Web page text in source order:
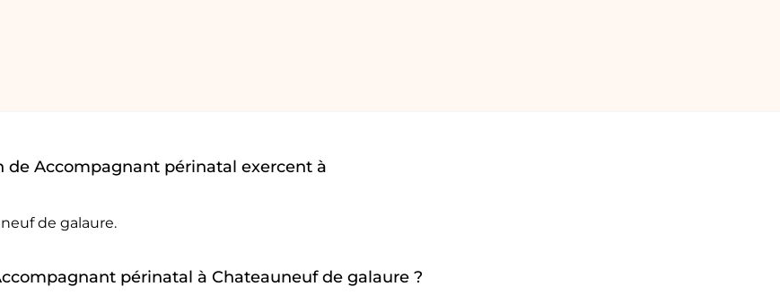
de Accompagnant périnatal exercent à
de galaure.
périnatal à Chateauneuf de galaure ?